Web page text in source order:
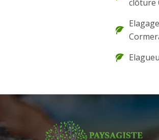
clôture